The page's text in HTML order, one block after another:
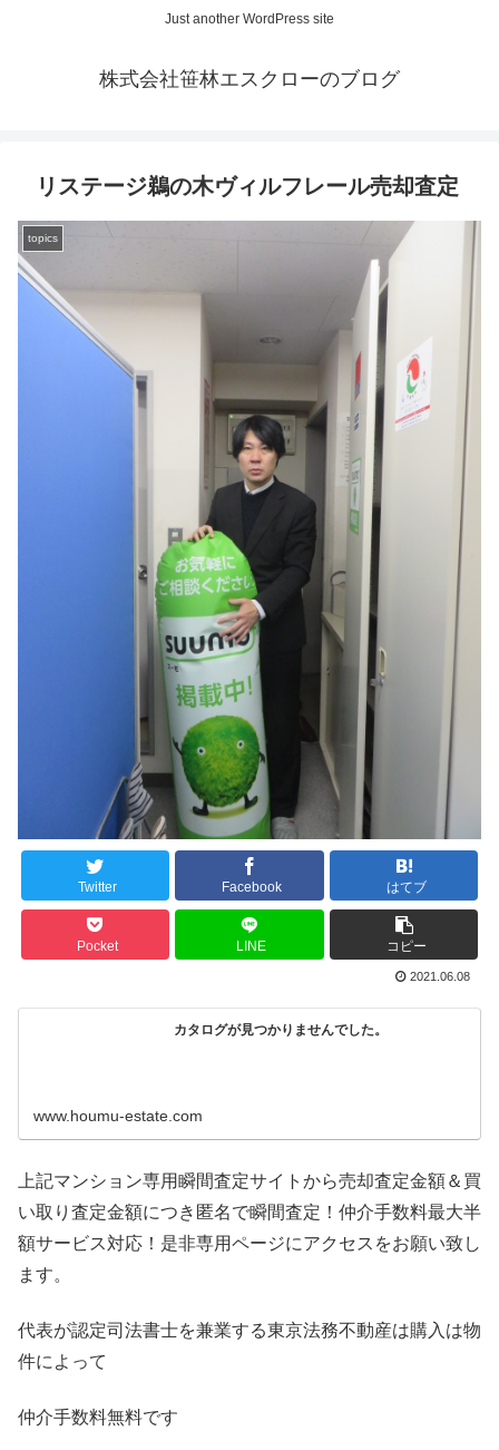
Just another WordPress site
株式会社笹林エスクローのブログ
リステージ鵜の木ヴィルフレール売却査定
topics
Twitter Facebook はてブ
Pocket LINE コピー
2021.06.08
カタログが見つかりませんでした。
www.houmu-estate.com
上記マンション専用瞬間査定サイトから売却査定金額＆買
い取り査定金額につき匿名で瞬間査定！仲介手数料最大半
額サービス対応！是非専用ページにアクセスをお願い致し
ます。
代表が認定司法書士を兼業する東京法務不動産は購入は物
件によって
仲介手数料無料です